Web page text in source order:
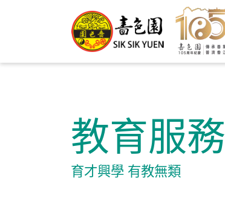
教育服務
育才興學 有教無類